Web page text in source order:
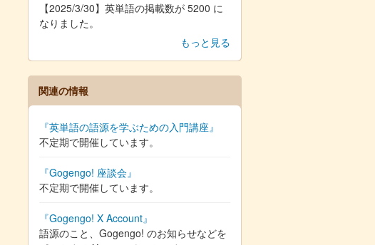
【2025/3/30】英単語の掲載数が 5200 に
なりました。
もっと見る
関連の情報
『英単語の語源を学ぶための入門講座』
不定期で開催しています。
『Gogengo! 座談会』
不定期で開催しています。
『Gogengo! X Account』
語源のこと、Gogengo! のお知らせなどを